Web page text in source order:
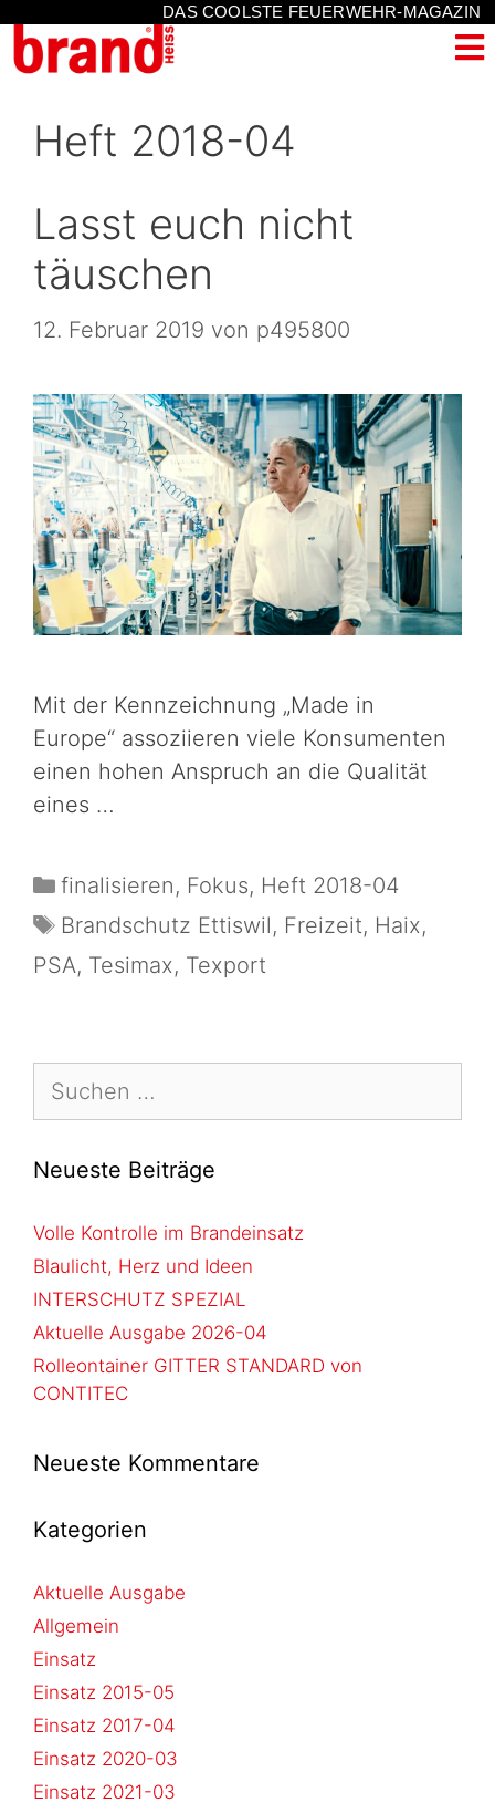
DAS COOLSTE FEUERWEHR-MAGAZIN
Heft 2018-04
Lasst euch nicht
täuschen
12. Februar 2019 von p495800
Mit der Kennzeichnung „Made in
Europe“ assoziieren viele Konsumenten
einen hohen Anspruch an die Qualität
eines …
finalisieren, Fokus, Heft 2018-04
Brandschutz Ettiswil, Freizeit, Haix,
PSA, Tesimax, Texport
Neueste Beiträge
Volle Kontrolle im Brandeinsatz
Blaulicht, Herz und Ideen
INTERSCHUTZ SPEZIAL
Aktuelle Ausgabe 2026-04
Rolleontainer GITTER STANDARD von
CONTITEC
Neueste Kommentare
Kategorien
Aktuelle Ausgabe
Allgemein
Einsatz
Einsatz 2015-05
Einsatz 2017-04
Einsatz 2020-03
Einsatz 2021-03